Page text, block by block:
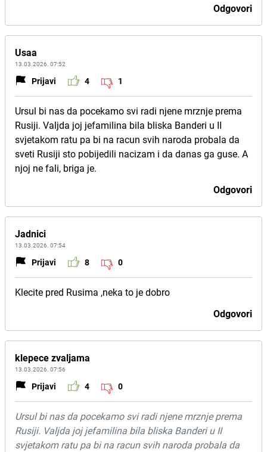
Odgovori
Usaa
13.03.2026. 07:52
Prijavi 4 1
Ursul bi nas da pocekamo svi radi njene mrznje prema
Rusiji. Valjda joj jefamilina bila bliska Banderi u II
svjetakom ratu pa bi na racun svih naroda probala da
sveti Rusiji sto pobijedili nacizam i da danas ga guse. A
njoj ne fali, briga je.
Odgovori
Jadnici
13.03.2026. 07:54
Prijavi 8 0
Klecite pred Rusima ,neka to je dobro
Odgovori
klepece zvaljama
13.03.2026. 07:56
Prijavi 4 0
Ursul bi nas da pocekamo svi radi njene mrznje prema
Rusiji. Valjda joj jefamilina bila bliska Banderi u II
svjetakom ratu pa bi na racun svih naroda probala da